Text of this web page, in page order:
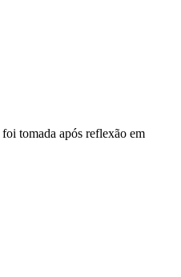
tomada após reflexão em